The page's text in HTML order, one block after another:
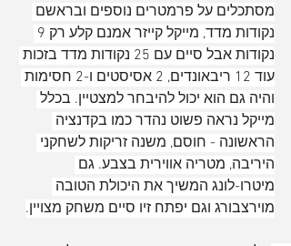
מסתכלים על פרמטרים נוספים ובראשם
נקודות אבל סיים עם 25 נקודות מדד בזכות
עוד 12 ריבאונדים, 2 אסיסטים ו-2 חסימות
והיה גם הוא יכול להיבחר למצטיין. בכלל
מייקל נראה פשוט נהדר כמו בקדנציה
הראשונה - חוסם, משנה זריקות לשחקני
היריבה, מטריה אווירית בצבע. גם
מיטרו-לונג המשיך את היכולת הטובה
מוירצבורג וגם יפתח זיו סיים משחק מצויין.